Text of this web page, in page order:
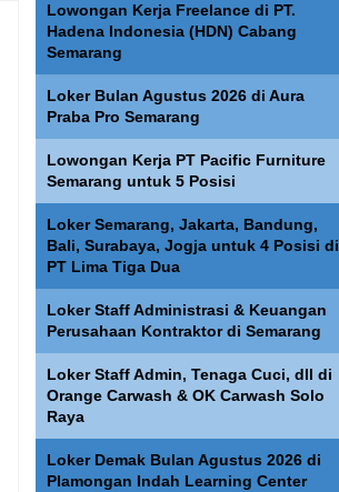
Lowongan Kerja Freelance di PT.
Hadena Indonesia (HDN) Cabang
Semarang
Loker Bulan Agustus 2026 di Aura
Praba Pro Semarang
Lowongan Kerja PT Pacific Furniture
Semarang untuk 5 Posisi
Loker Semarang, Jakarta, Bandung,
Bali, Surabaya, Jogja untuk 4 Posisi di
PT Lima Tiga Dua
Loker Staff Administrasi & Keuangan
Perusahaan Kontraktor di Semarang
Loker Staff Admin, Tenaga Cuci, dll di
Orange Carwash & OK Carwash Solo
Raya
Loker Demak Bulan Agustus 2026 di
Plamongan Indah Learning Center